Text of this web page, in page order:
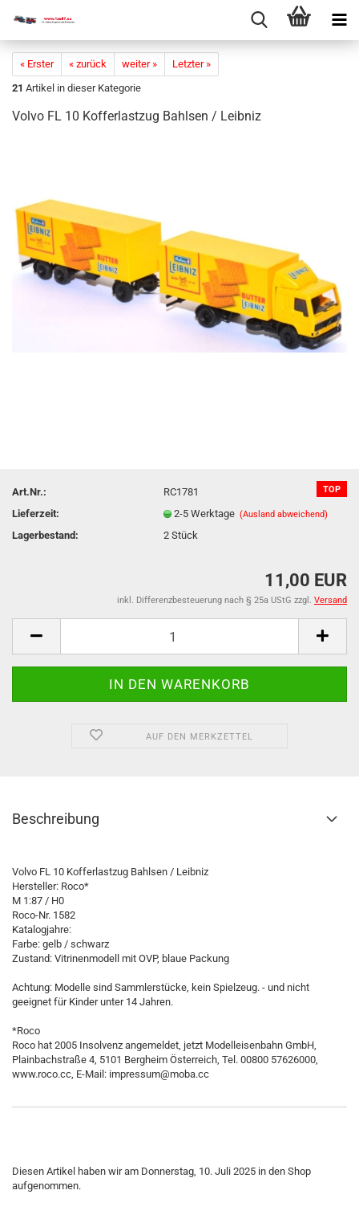
« Erster « zurück weiter »
Letzter »
21 Artikel in dieser Kategorie
Volvo FL 10 Kof­fer­last­zug Bahl­sen / Leib­niz
TOP
Art.Nr.:
RC1781
Lieferzeit:
2-5 Werktage(Ausland abweichend)
Lagerbestand: 2Stück
11,00 EUR
inkl. Differenzbesteuerung nach § 25a UStG zzgl. Versand
AUF DEN MERKZETTEL
Beschreibung
Volvo FL 10 Kofferlastzug Bahlsen / Leibniz
Hersteller: Roco*
M 1:87 / H0
Roco-Nr. 1582
Katalogjahre:
Farbe: gelb / schwarz
Zustand: Vitrinenmodell mit OVP, blaue Packung
Achtung: Modelle sind Sammlerstücke, kein Spielzeug. - und nicht
geeignet für Kinder unter 14 Jahren.
*Roco
Roco hat 2005 Insolvenz angemeldet, jetzt Modelleisenbahn GmbH,
Plainbachstraße 4, 5101 Bergheim Österreich, Tel. 00800 57626000,
www.roco.cc, E-Mail: impressum@moba.cc
Diesen Artikel haben wir am Donnerstag, 10. Juli 2025 in den Shop
aufgenommen.